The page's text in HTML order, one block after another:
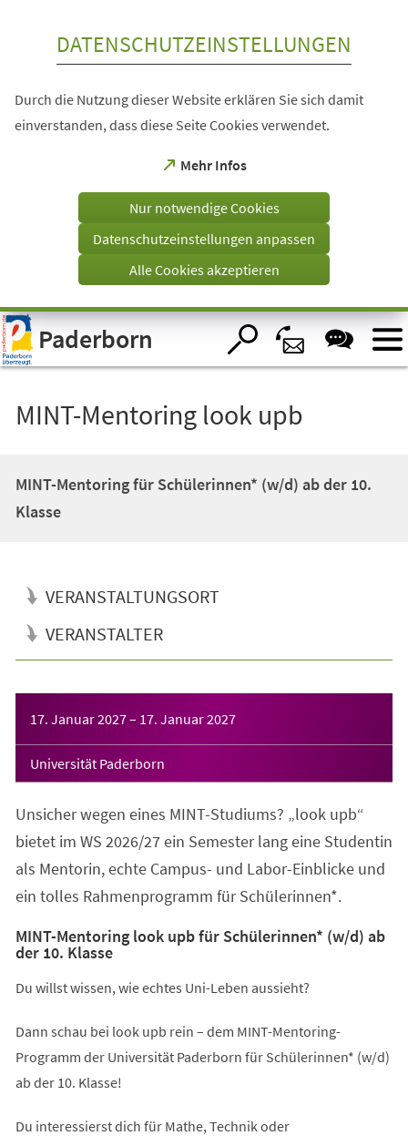
Visuelle
Assistenzsoftware
öffnen.
DATENSCHUTZEINSTELLUNGEN
Durch die Nutzung dieser Website erklären Sie sich damit
einverstanden, dass diese Seite Cookies verwendet.
Mehr Infos
(Öffnet
einem
Tab)
Nur notwendige Cookies
Datenschutzeinstellungen anpassen
Alle Cookies akzeptieren
Paderborn
MINT-Mentoring look upb
MINT-Mentoring für Schülerinnen* (w/d) ab der 10.
Klasse
VERANSTALTUNGSORT
VERANSTALTER
17. Januar 2027– 17. Januar 2027
Universität Paderborn
Unsicher wegen eines MINT-Studiums? „look upb“
bietet im WS 2026/27 ein Semester lang eine Studentin
als Mentorin, echte Campus- und Labor-Einblicke und
ein tolles Rahmenprogramm für Schülerinnen*.
MINT-Mentoring look upb für Schülerinnen* (w/d) ab
der 10. Klasse
Du willst wissen, wie echtes Uni-Leben aussieht?
Dann schau bei look upb rein – dem MINT-Mentoring-
Programm der Universität Paderborn für Schülerinnen* (w/d)
ab der 10. Klasse!
Du interessierst dich für Mathe, Technik oder